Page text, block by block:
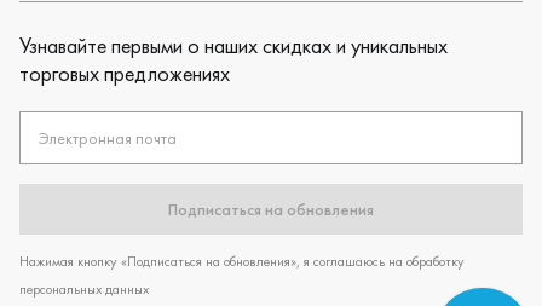
Узнавайте первыми о наших скидках и уникальных
торговых предложениях
Электронная почта
Подписаться на обновления
Нажимая кнопку «Подписаться на обновления», я соглашаюсь на обработку
персональных данных